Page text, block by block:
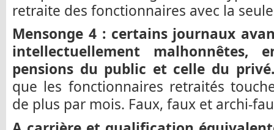
retraite des fonctionnaires avec la
Mensonge 4 : certains journaux
intellectuellement malhonnêtes,
pensions du public et celle du privé.
que les fonctionnaires retraités
de plus par mois. Faux, faux et archi-